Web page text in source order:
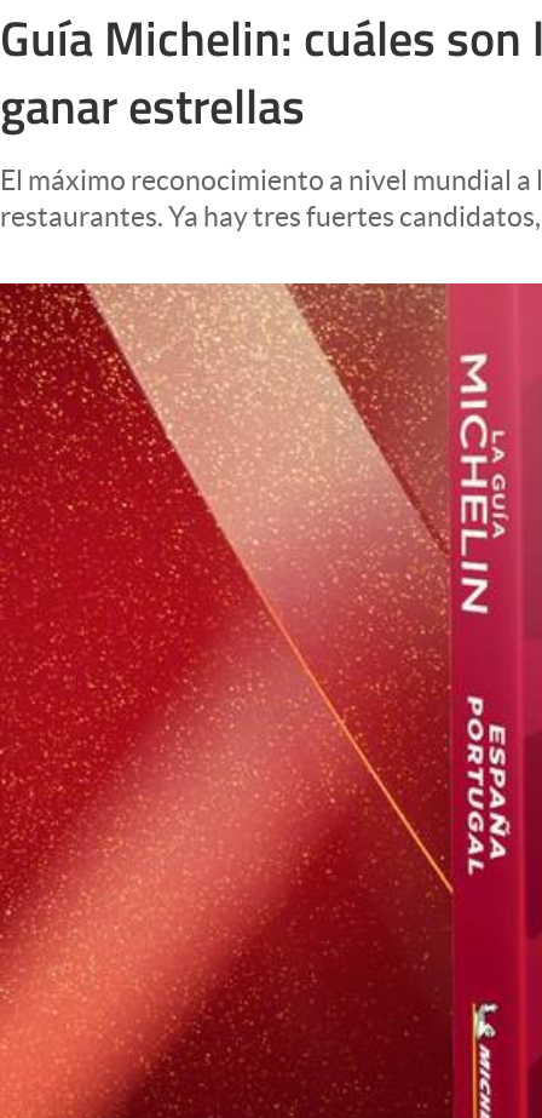
Clase
Clima
Mundial 2026
abre en nueva pestaña
Guía Michelin: cuáles
ganar estrellas
El máximo reconocimiento a nivel mundial
restaurantes. Ya hay tres fuertes